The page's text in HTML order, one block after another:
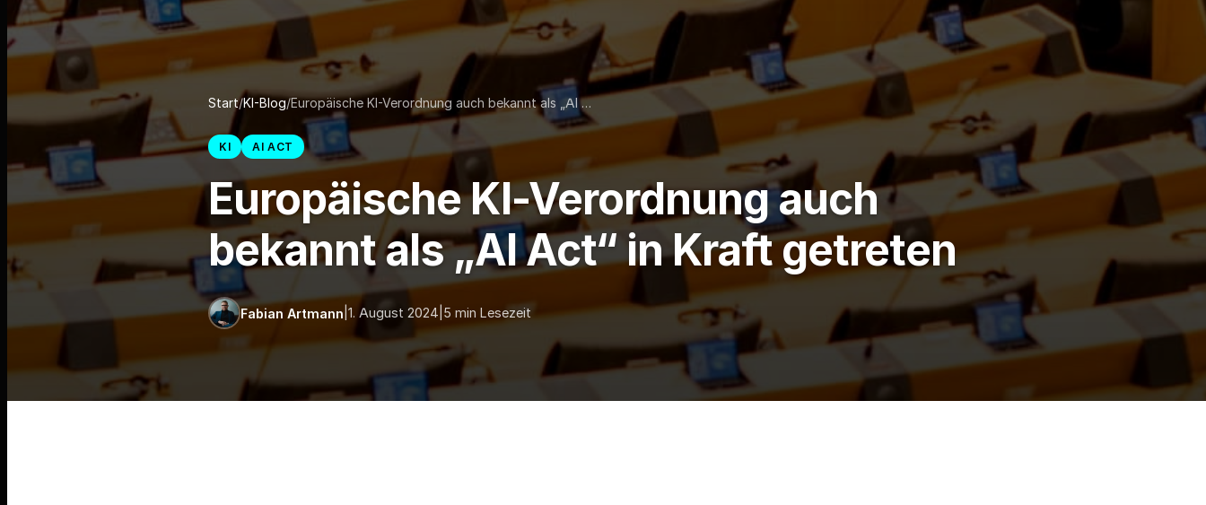
Start/KI-Blog/Europäische KI-Verordnung auch bekannt als „AI …
KI AI ACT
Europäische KI-Verordnung auch
bekannt als „AI Act“ in Kraft getreten
Fabian Artmann 1. August 2024 5 min Lesezeit